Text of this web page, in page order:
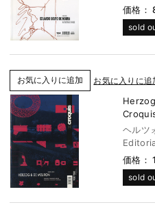
価格：
sold
お気に入りに追
ヘルツ
価格：
sold